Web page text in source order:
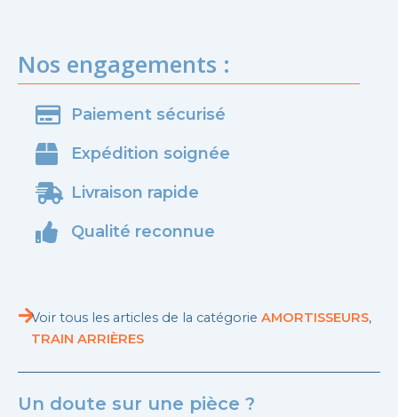
Nos engagements :
Paiement sécurisé
Expédition soignée
Livraison rapide
Qualité reconnue
Voir tous les articles de la catégorieAMORTISSEURS,
TRAIN ARRIÈRES
Un doute sur une pièce ?